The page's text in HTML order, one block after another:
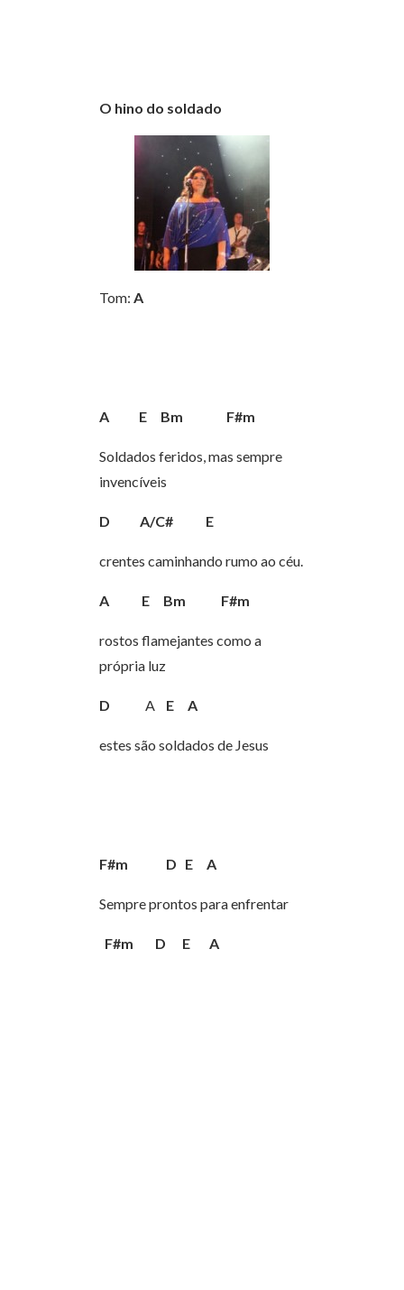
O hino do soldado
Tom: A
A E Bm F#m
Soldados feridos, mas sempre
invencíveis
D A/C# E
crentes caminhando rumo ao céu.
A E Bm F#m
rostos flamejantes como a
própria luz
D A E A
estes são soldados de Jesus
F#m D E A
Sempre prontos para enfrentar
F#m D E A